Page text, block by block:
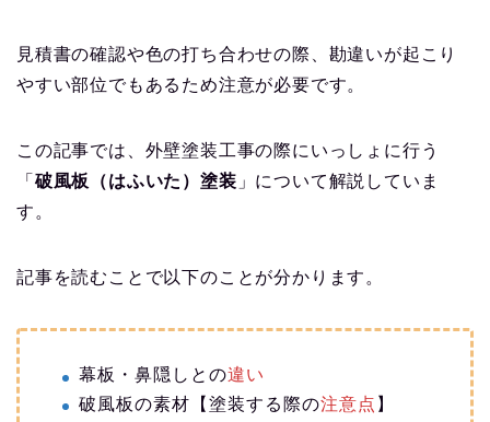
見積書の確認や色の打ち合わせの際、勘違いが起こり
やすい部位でもあるため注意が必要です。
この記事では、外壁塗装工事の際にいっしょに行う
「 破風板（はふいた）塗装 」について解説していま
す。
記事を読むことで以下のことが分かります。
幕板・鼻隠しとの違い
破風板の素材【塗装する際の注意点 】